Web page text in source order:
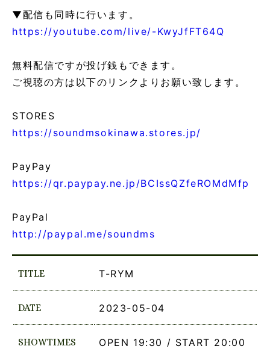
▼配信も同時に行います。
https://youtube.com/live/-KwyJfFT64Q
無料配信ですが投げ銭もできます。
ご視聴の方は以下のリンクよりお願い致します。
STORES
https://soundmsokinawa.stores.jp/
PayPay
https://qr.paypay.ne.jp/BCIssQZfeROMdMfp
PayPal
http://paypal.me/soundms
TITLE T-RYM
DATE 2023-05-04
SHOWTIMES OPEN 19:30 / START 20:00